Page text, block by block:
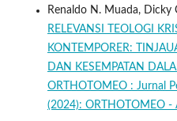
Renaldo N. Muada, Dicky
RELEVANSI TEOLOGI
KONTEMPORER:
DAN KESEMPATAN
ORTHOTOMEO : Jurnal
(2024): ORTHOTOMEO -